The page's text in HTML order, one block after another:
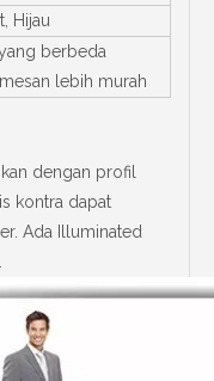
Hijau
berbeda
lebih murah
dengan profil
kontra dapat
Ada Illuminated